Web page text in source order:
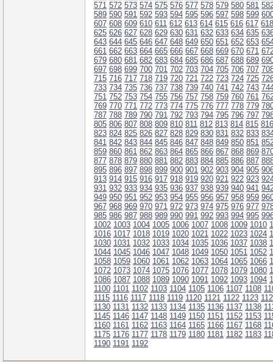
571 572 573 574 575 576 577 578 579 580 581
589 590 591 592 593 594 595 596 597 598 599
607 608 609 610 611 612 613 614 615 616 617 618
625 626 627 628 629 630 631 632 633 634 635
643 644 645 646 647 648 649 650 651 652 653
661 662 663 664 665 666 667 668 669 670 671
679 680 681 682 683 684 685 686 687 688 689
697 698 699 700 701 702 703 704 705 706 707
715 716 717 718 719 720 721 722 723 724 725
733 734 735 736 737 738 739 740 741 742 743
751 752 753 754 755 756 757 758 759 760 761
769 770 771 772 773 774 775 776 777 778 779
787 788 789 790 791 792 793 794 795 796 797
805 806 807 808 809 810 811 812 813 814 815 816
823 824 825 826 827 828 829 830 831 832 833
841 842 843 844 845 846 847 848 849 850 851
859 860 861 862 863 864 865 866 867 868 869
877 878 879 880 881 882 883 884 885 886 887
895 896 897 898 899 900 901 902 903 904 905
913 914 915 916 917 918 919 920 921 922 923
931 932 933 934 935 936 937 938 939 940 941
949 950 951 952 953 954 955 956 957 958 959
967 968 969 970 971 972 973 974 975 976 977
985 986 987 988 989 990 991 992 993 994 995
1002 1003 1004 1005 1006 1007 1008 1009 1010
1016 1017 1018 1019 1020 1021 1022 1023 1024
1030 1031 1032 1033 1034 1035 1036 1037 1038
1044 1045 1046 1047 1048 1049 1050 1051 1052
1058 1059 1060 1061 1062 1063 1064 1065 1066
1072 1073 1074 1075 1076 1077 1078 1079 1080
1086 1087 1088 1089 1090 1091 1092 1093 1094
1100 1101 1102 1103 1104 1105 1106 1107 1108
1115 1116 1117 1118 1119 1120 1121 1122 1123
1130 1131 1132 1133 1134 1135 1136 1137 1138
1145 1146 1147 1148 1149 1150 1151 1152 1153
1160 1161 1162 1163 1164 1165 1166 1167 1168
1175 1176 1177 1178 1179 1180 1181 1182 1183
1190 1191 1192